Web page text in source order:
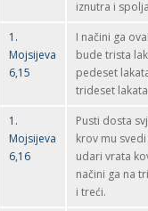
iznutra i
1.
Mojsijeva
6,15
I načini ga
bude trista
pedeset
trideset
1.
Mojsijeva
6,16
Pusti dosta
krov mu
udari vrata
načini ga na
i treći.